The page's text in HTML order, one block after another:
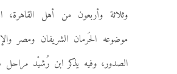
وثلاثة وأربعون من أهل القاهرة،
موضوعه الحَرمان الشريفان ومصر
الصدور، وفيه يذكر ابن رُشيْد